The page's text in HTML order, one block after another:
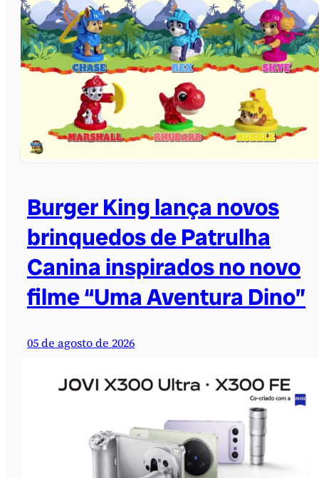
Burger King lança novos
brinquedos de Patrulha
Canina inspirados no novo
filme “Uma Aventura Dino”
05 de agosto de 2026